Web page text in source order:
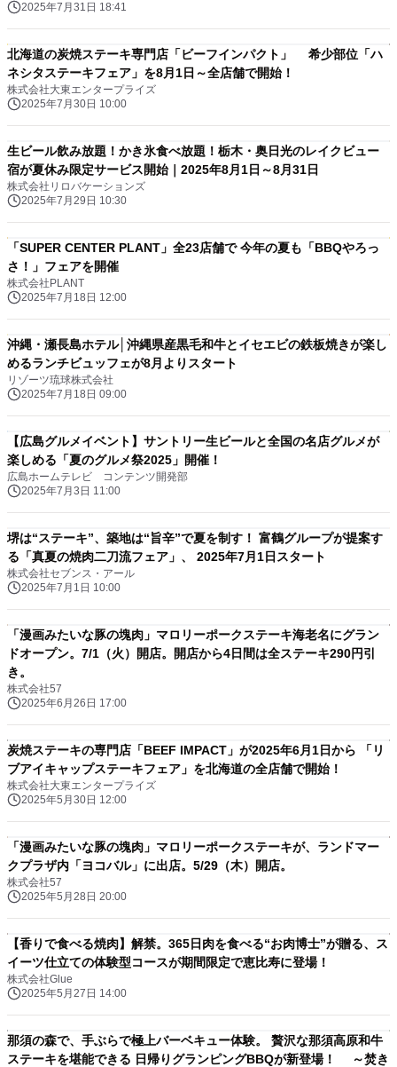
2025年7月31日 18:41
北海道の炭焼ステーキ専門店「ビーフインパクト」 希少部位「ハ
ネシタステーキフェア」を8月1日～全店舗で開始！
株式会社大東エンタープライズ
2025年7月30日 10:00
生ビール飲み放題！かき氷食べ放題！栃木・奥日光のレイクビュー
宿が夏休み限定サービス開始｜2025年8月1日～8月31日
株式会社リロバケーションズ
2025年7月29日 10:30
「SUPER CENTER PLANT」全23店舗で 今年の夏も「BBQやろっ
さ！」フェアを開催
株式会社PLANT
2025年7月18日 12:00
沖縄・瀬長島ホテル│沖縄県産黒毛和牛とイセエビの鉄板焼きが楽し
めるランチビュッフェが8月よりスタート
リゾーツ琉球株式会社
2025年7月18日 09:00
【広島グルメイベント】サントリー生ビールと全国の名店グルメが
楽しめる「夏のグルメ祭2025」開催！
広島ホームテレビ コンテンツ開発部
2025年7月3日 11:00
堺は“ステーキ”、築地は“旨辛”で夏を制す！ 富鶴グループが提案す
る「真夏の焼肉二刀流フェア」、 2025年7月1日スタート
株式会社セブンス・アール
2025年7月1日 10:00
「漫画みたいな豚の塊肉」マロリーポークステーキ海老名にグラン
ドオープン。7/1（火）開店。開店から4日間は全ステーキ290円引
き。
株式会社57
2025年6月26日 17:00
炭焼ステーキの専門店「BEEF IMPACT」が2025年6月1日から 「リ
ブアイキャップステーキフェア」を北海道の全店舗で開始！
株式会社大東エンタープライズ
2025年5月30日 12:00
「漫画みたいな豚の塊肉」マロリーポークステーキが、ランドマー
クプラザ内「ヨコバル」に出店。5/29（木）開店。
株式会社57
2025年5月28日 20:00
【香りで食べる焼肉】解禁。365日肉を食べる“お肉博士”が贈る、ス
イーツ仕立ての体験型コースが期間限定で恵比寿に登場！
株式会社Glue
2025年5月27日 14:00
那須の森で、手ぶらで極上バーベキュー体験。 贅沢な那須高原和牛
ステーキを堪能できる 日帰りグランピングBBQが新登場！ ～焚き